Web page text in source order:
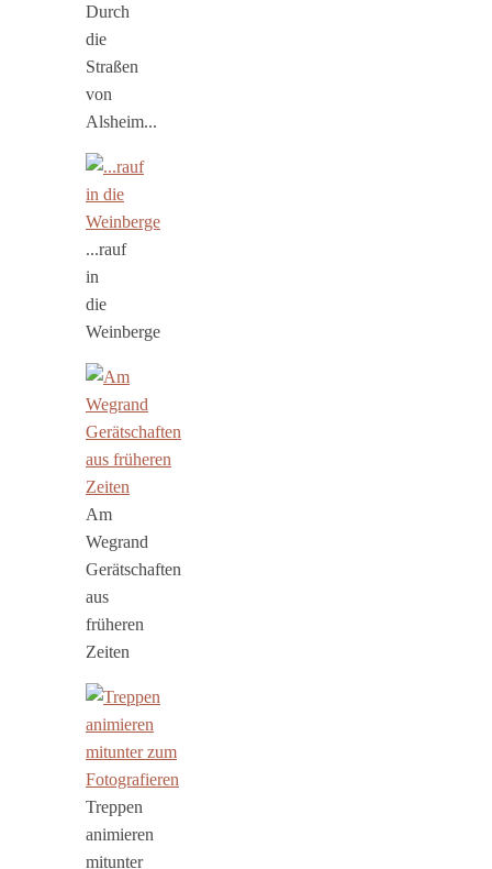
Durch
die
Straßen
von
Alsheim...
...rauf
in
die
Weinberge
Am
Wegrand
Gerätschaften
aus
früheren
Zeiten
Treppen
animieren
mitunter